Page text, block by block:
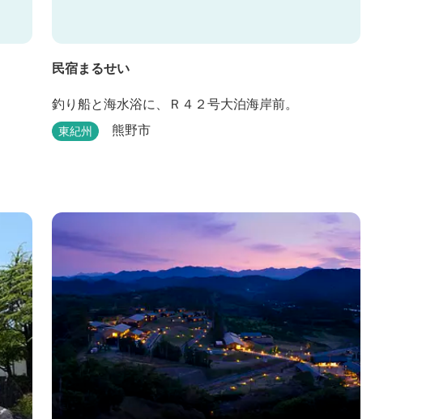
民宿まるせい
釣り船と海水浴に、Ｒ４２号大泊海岸前。
東紀州 熊野市